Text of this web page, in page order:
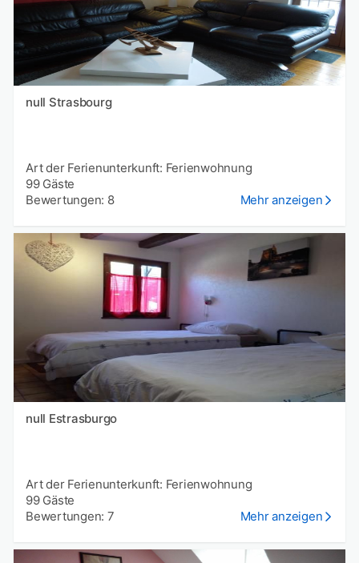
null Strasbourg
Art der Ferienunterkunft: Ferienwohnung
99 Gäste
Bewertungen: 8
Mehr anzeigen
null Estrasburgo
Art der Ferienunterkunft: Ferienwohnung
99 Gäste
Bewertungen: 7
Mehr anzeigen